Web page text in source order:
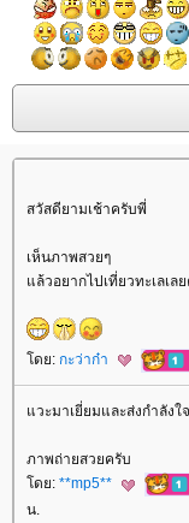
สวัสดียามเช้าครับพี่
เห็นภาพสวยๆ
ล้วอยากไปเที่ยวทะเลเล
ดย: กะว่าก๋า
วะมาเยี่ยมและส่งกำลังใจ
ภาพถ่ายสวยครับ
ดย: **mp5**
น.